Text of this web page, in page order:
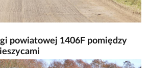
powiatowej 1406F pomiędzy